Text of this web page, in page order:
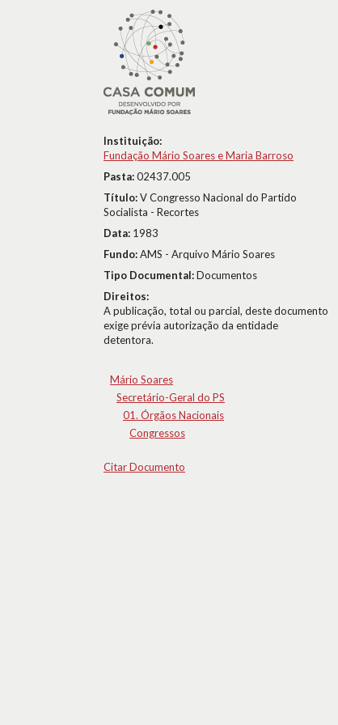
Instituição:
Fundação Mário Soares e Maria Barroso
Pasta:02437.005
Título:V Congresso Nacional do Partido
Socialista - Recortes
Data: 1983
Fundo:AMS - Arquivo Mário Soares
Tipo Documental:Documentos
Direitos:
A publicação, total ou parcial, deste documento
exige prévia autorização da entidade
detentora.
Mário Soares
Secretário-Geral do PS
01. Órgãos Nacionais
Congressos
Citar Documento